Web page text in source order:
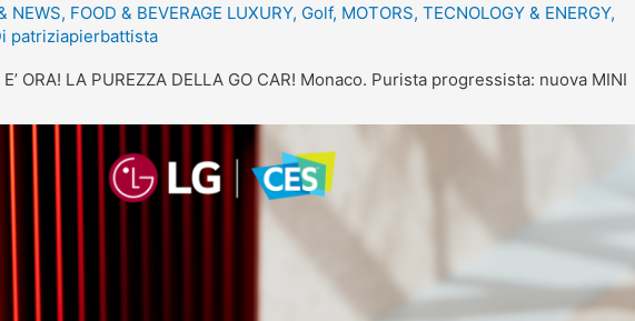
NEWS, FOOD & BEVERAGE LUXURY, Golf, MOTORS, TECNOLOGY & ENERGY,
patriziapierbattista
E’ ORA! LA PUREZZA DELLA GO CAR! Monaco. Purista progressista: nuova MINI